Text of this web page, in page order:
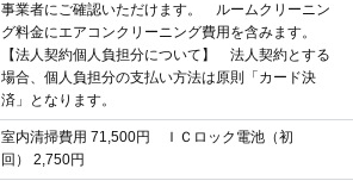
事業者にご確認いただけます。 ルームクリーニン
グ料金にエアコンクリーニング費用を含みます。
【法人契約個人負担分について】 法人契約とする
場合、個人負担分の支払い方法は原則「カード決
済」となります。
室内清掃費用 71,500円 ＩＣロック電池（初
回） 2,750円